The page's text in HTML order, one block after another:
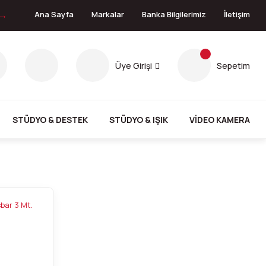
Ana Sayfa Markalar Banka Bilgilerimiz İletişim
Üye Girişi Sepetim
STÜDYO & DESTEK STÜDYO & IŞIK VİDEO KAMERA